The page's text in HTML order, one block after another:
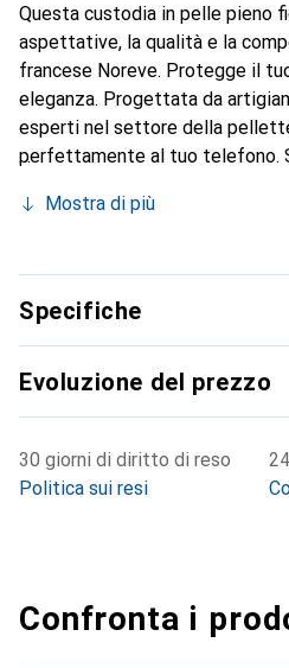
Questa custodia in pelle pieno
aspettative, la qualità e la
francese Noreve. Protegge il
eleganza. Progettata da
esperti nel settore della
perfettamente al tuo telefono.
un accessorio chic e
alta qualità, il marchio Noreve è
clientela esigente.
Mostra di più
Specifiche
Evoluzione del prezzo
30 giorni di diritto di reso
Politica sui resi
Confronta i